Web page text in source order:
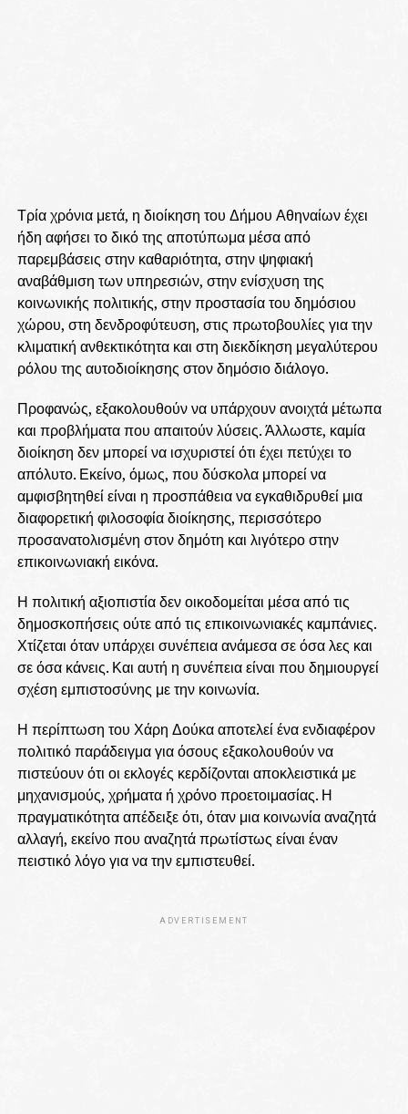
Τρία χρόνια μετά, η διοίκηση του Δήμου Αθηναίων έχει
ήδη αφήσει το δικό της αποτύπωμα μέσα από
παρεμβάσεις στην καθαριότητα, στην ψηφιακή
αναβάθμιση των υπηρεσιών, στην ενίσχυση της
κοινωνικής πολιτικής, στην προστασία του δημόσιου
χώρου, στη δενδροφύτευση, στις πρωτοβουλίες για την
κλιματική ανθεκτικότητα και στη διεκδίκηση μεγαλύτερου
ρόλου της αυτοδιοίκησης στον δημόσιο διάλογο.
Προφανώς, εξακολουθούν να υπάρχουν ανοιχτά μέτωπα
και προβλήματα που απαιτούν λύσεις. Άλλωστε, καμία
διοίκηση δεν μπορεί να ισχυριστεί ότι έχει πετύχει το
απόλυτο. Εκείνο, όμως, που δύσκολα μπορεί να
αμφισβητηθεί είναι η προσπάθεια να εγκαθιδρυθεί μια
διαφορετική φιλοσοφία διοίκησης, περισσότερο
προσανατολισμένη στον δημότη και λιγότερο στην
επικοινωνιακή εικόνα.
Η πολιτική αξιοπιστία δεν οικοδομείται μέσα από τις
δημοσκοπήσεις ούτε από τις επικοινωνιακές καμπάνιες.
Χτίζεται όταν υπάρχει συνέπεια ανάμεσα σε όσα λες και
σε όσα κάνεις. Και αυτή η συνέπεια είναι που δημιουργεί
σχέση εμπιστοσύνης με την κοινωνία.
Η περίπτωση του Χάρη Δούκα αποτελεί ένα ενδιαφέρον
πολιτικό παράδειγμα για όσους εξακολουθούν να
πιστεύουν ότι οι εκλογές κερδίζονται αποκλειστικά με
μηχανισμούς, χρήματα ή χρόνο προετοιμασίας. Η
πραγματικότητα απέδειξε ότι, όταν μια κοινωνία αναζητά
αλλαγή, εκείνο που αναζητά πρωτίστως είναι έναν
πειστικό λόγο για να την εμπιστευθεί.
ADVERTISEMENT